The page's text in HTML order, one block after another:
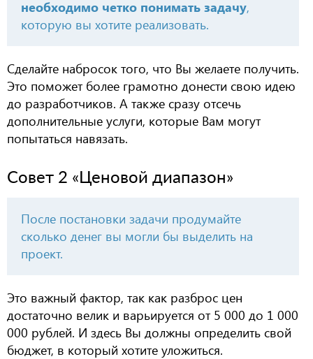
необходимо четко понимать задачу,
которую вы хотите реализовать.
Сделайте набросок того, что Вы желаете получить.
Это поможет более грамотно донести свою идею
до разработчиков. А также сразу отсечь
дополнительные услуги, которые Вам могут
попытаться навязать.
Совет 2 «Ценовой диапазон»
После постановки задачи продумайте
сколько денег вы могли бы выделить на
проект.
Это важный фактор, так как разброс цен
достаточно велик и варьируется от 5 000 до 1 000
000 рублей. И здесь Вы должны определить свой
бюджет, в который хотите уложиться.